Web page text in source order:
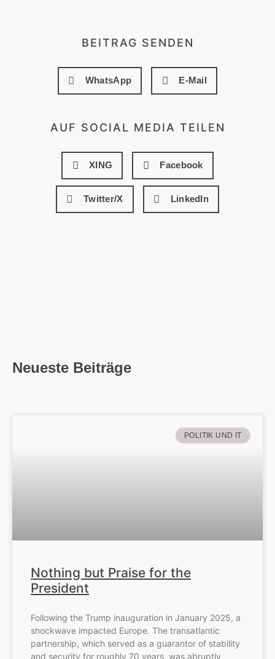
BEITRAG SENDEN
WhatsApp E-Mail
AUF SOCIAL MEDIA TEILEN
XING Facebook
Twitter/X LinkedIn
Neueste Beiträge
POLITIK UND IT
Nothing but Praise for the
President
Following the Trump inauguration in January 2025, a
shockwave impacted Europe. The transatlantic
partnership, which served as a guarantor of stability
and security for roughly 70 years, was abruptly